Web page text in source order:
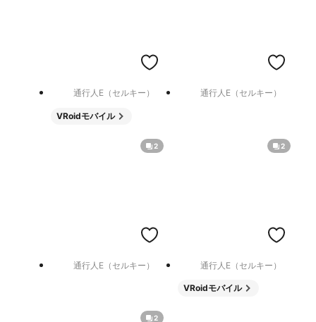
通行人E（セルキー）
VRoidモバイル
通行人E（セルキー）
2
通行人E（セルキー）
2
通行人E（セルキー）
VRoidモバイル
2